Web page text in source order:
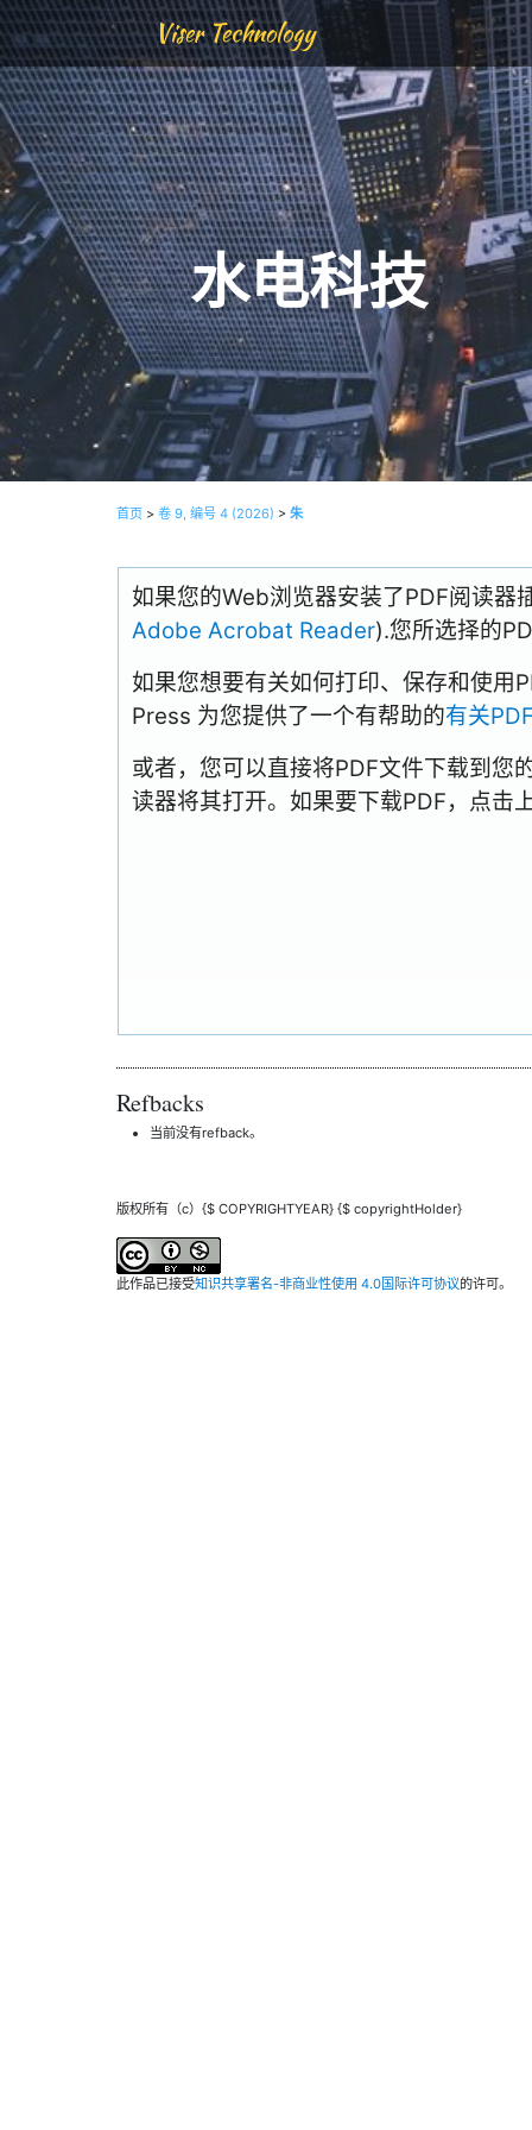
Viser Technology
水电科技
首页 > 卷 9, 编号 4 (2026) > 朱
如果您的Web浏览器安装了PDF阅读器
Adobe Acrobat Reader).您所选择的
如果您想要有关如何打印、保存和使用
Press 为您提供了一个有帮助的有关
或者，您可以直接将PDF文件下载到您
读器将其打开。如果要下载PDF，点击
Refbacks
当前没有refback。
版权所有（c）{$ COPYRIGHTYEAR} {$ copyrightHolder}
此作品已接受知识共享署名-非商业性使用 4.0国际许可协议的许可。